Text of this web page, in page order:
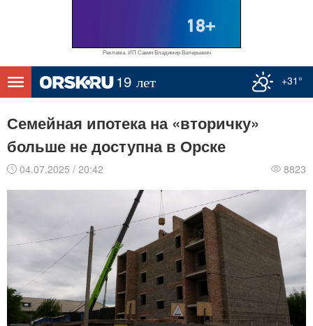
Реклама. ИП Савин Владимир Валерьевич
+31°
Семейная ипотека на «вторичку»
больше не доступна в Орске
04.07.2025 / 20:42 8823